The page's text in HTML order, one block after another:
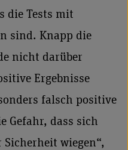
die Tests mit
sind. Knapp die
nicht darüber
Ergebnisse
falsch positive
Gefahr, dass sich
wiegen“,